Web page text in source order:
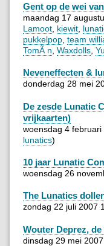
Gent op de wei
maandag 17
Lamoot kiewit
pukkelpop team
TomÃ n Waxdolls
Neveneffecten &
donderdag 28 mei
De zesde Lunatic
vrijkaarten)
woensdag 4
lunatics)
10 jaar Lunatic
woensdag 26
The Lunatics
zondag 22 juli 2007
Wouter Deprez,
dinsdag 29 mei